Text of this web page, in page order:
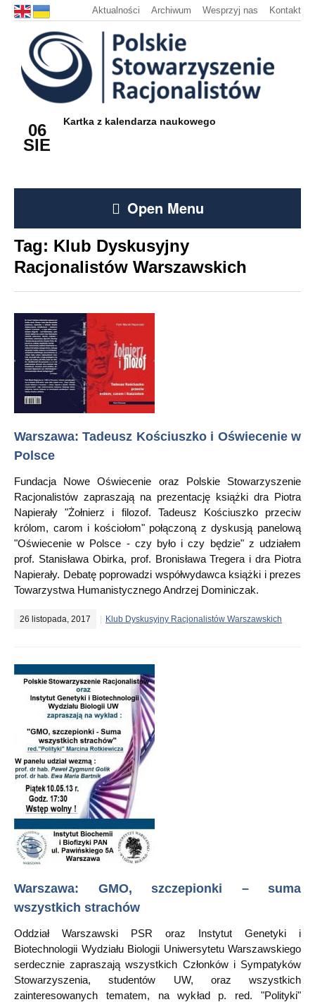
Aktualności Archiwum Wesprzyj nas Kontakt
06
SIE
Kartka z kalendarza naukowego
Open Menu
Tag: Klub Dyskusyjny
Racjonalistów Warszawskich
Warszawa: Tadeusz Kościuszko i Oświecenie w
Polsce
Fundacja Nowe Oświecenie oraz Polskie Stowarzyszenie
Racjonalistów zapraszają na prezentację książki dra Piotra
Napierały "Żołnierz i filozof. Tadeusz Kościuszko przeciw
królom, carom i kościołom" połączoną z dyskusją panelową
"Oświecenie w Polsce - czy było i czy będzie" z udziałem
prof. Stanisława Obirka, prof. Bronisława Tregera i dra Piotra
Napierały. Debatę poprowadzi współwydawca książki i prezes
Towarzystwa Humanistycznego Andrzej Dominiczak.
26 listopada, 2017 Klub Dyskusyjny Racjonalistów Warszawskich
Warszawa: GMO, szczepionki – suma
wszystkich strachów
Oddział Warszawski PSR oraz Instytut Genetyki i
Biotechnologii Wydziału Biologii Uniwersytetu Warszawskiego
serdecznie zapraszają wszystkich Członków i Sympatyków
Stowarzyszenia, studentów UW, oraz wszystkich
zainteresowanych tematem, na wykład p. red. "Polityki"